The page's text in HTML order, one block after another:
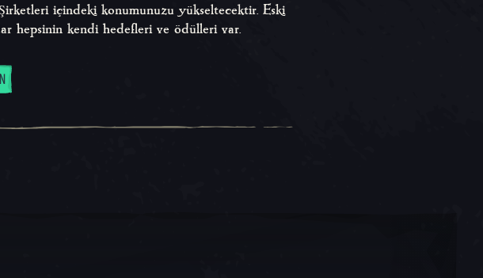
içindeki konumunuzu yükseltecektir. Eski
hepsinin kendi hedefleri ve ödülleri var.